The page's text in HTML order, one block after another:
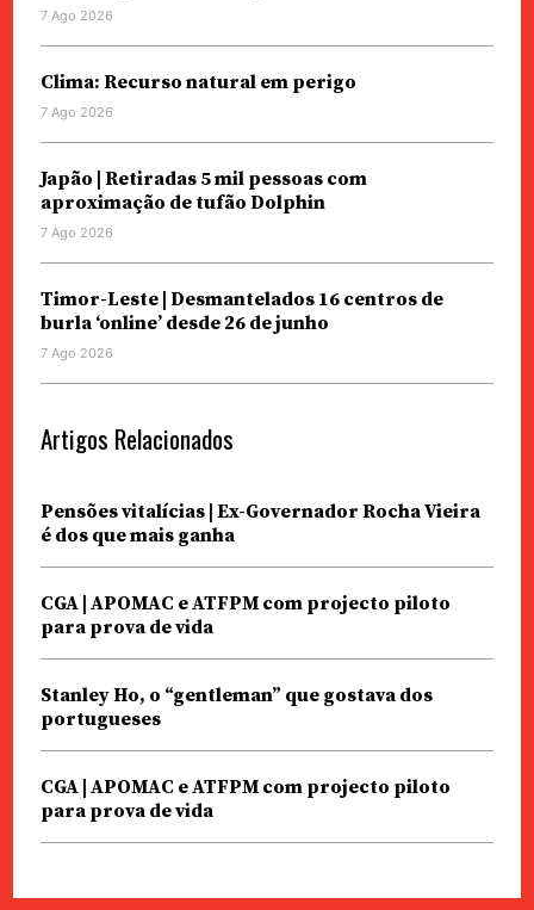
7 Ago 2026
Clima: Recurso natural em perigo
7 Ago 2026
Japão | Retiradas 5 mil pessoas com
aproximação de tufão Dolphin
7 Ago 2026
Timor-Leste | Desmantelados 16 centros de
burla ‘online’ desde 26 de junho
7 Ago 2026
Artigos Relacionados
Pensões vitalícias | Ex-Governador Rocha Vieira
é dos que mais ganha
CGA | APOMAC e ATFPM com projecto piloto
para prova de vida
Stanley Ho, o “gentleman” que gostava dos
portugueses
CGA | APOMAC e ATFPM com projecto piloto
para prova de vida